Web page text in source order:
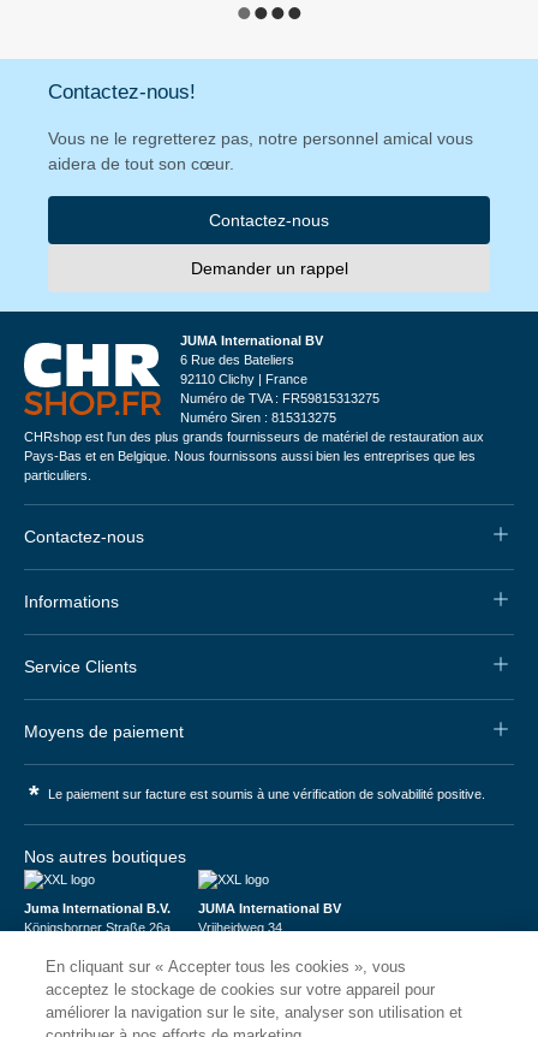
Contactez-nous!
Vous ne le regretterez pas, notre personnel amical vous
aidera de tout son cœur.
Contactez-nous
Demander un rappel
JUMA International BV
6 Rue des Bateliers
92110 Clichy | France
Numéro de TVA : FR59815313275
Numéro Siren : 815313275
CHRshop est l'un des plus grands fournisseurs de matériel de restauration aux
Pays-Bas et en Belgique. Nous fournissons aussi bien les entreprises que les
particuliers.
Contactez-nous
Informations
Service Clients
Moyens de paiement
* Le paiement sur facture est soumis à une vérification de solvabilité positive.
Nos autres boutiques
Juma International B.V.
Königsborner Straße 26a
USt-ID: DE321159873
Handelsregister: 58573909
JUMA International BV
Vrijheidweg 34
BTW: NL853095048B01
K.V.K.: 58573909
En cliquant sur « Accepter tous les cookies », vous
acceptez le stockage de cookies sur votre appareil pour
améliorer la navigation sur le site, analyser son utilisation et